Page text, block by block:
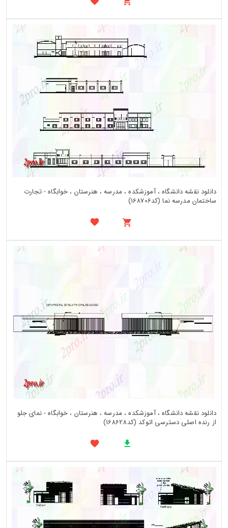
دانلود نقشه دانشگاه ، آموزشکده ، مدرسه ، هنرستان ، خوابگاه - تجارت
ساختمان مدرسه نما (کد168706)
دانلود نقشه دانشگاه ، آموزشکده ، مدرسه ، هنرستان ، خوابگاه - نمای جلو
از رنده اصلی دسترسی اتوکد (کد168628)